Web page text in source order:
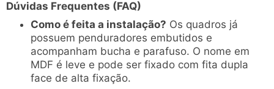
Dúvidas Frequentes (FAQ)
Como é feita a instalação? Os quadros já
possuem penduradores embutidos e
acompanham bucha e parafuso. O nome em
MDF é leve e pode ser fixado com fita dupla
face de alta fixação.